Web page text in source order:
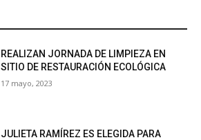
REALIZAN JORNADA DE LIMPIEZA EN
SITIO DE RESTAURACIÓN ECOLÓGICA
17 mayo, 2023
JULIETA RAMÍREZ ES ELEGIDA PARA